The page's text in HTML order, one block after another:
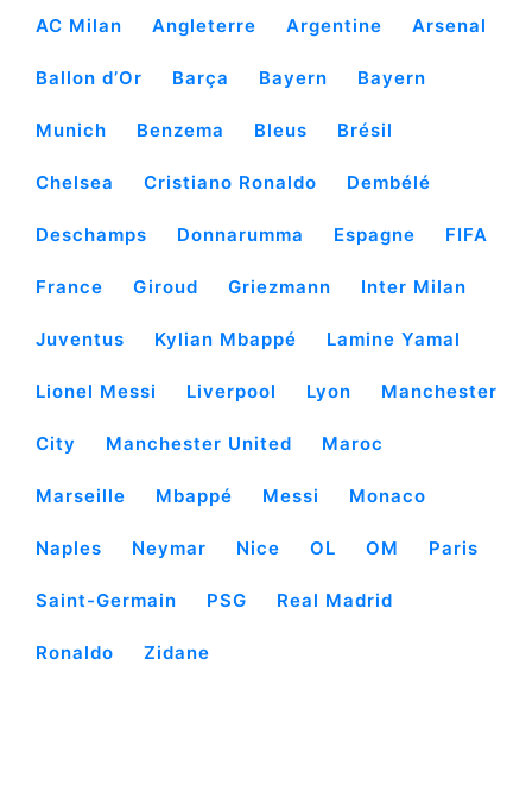
AC Milan Angleterre Argentine Arsenal
Ballon d’Or Barça Bayern Bayern
Munich Benzema Bleus Brésil
Chelsea Cristiano Ronaldo Dembélé
Deschamps Donnarumma Espagne FIFA
France Giroud Griezmann Inter Milan
Juventus Kylian Mbappé Lamine Yamal
Lionel Messi Liverpool Lyon Manchester
City Manchester United Maroc
Marseille Mbappé Messi Monaco
Naples Neymar Nice OL OM Paris
Saint-Germain PSG Real Madrid
Ronaldo Zidane